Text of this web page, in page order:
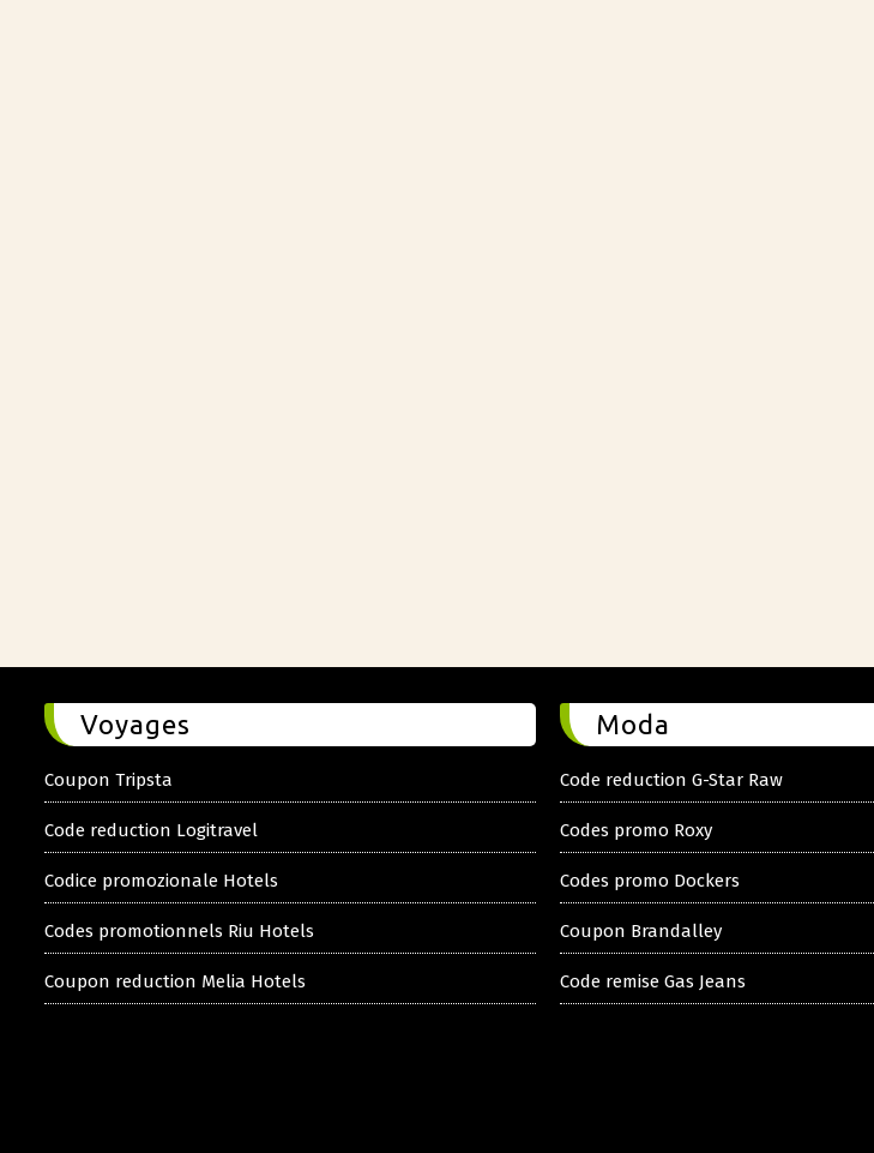
Voyages
Coupon Tripsta
Code reduction Logitravel
Codice promozionale Hotels
Codes promotionnels Riu Hotels
Coupon reduction Melia Hotels
Moda
Code reduction G-Star Raw
Codes promo Roxy
Codes promo Dockers
Coupon Brandalley
Code remise Gas Jeans